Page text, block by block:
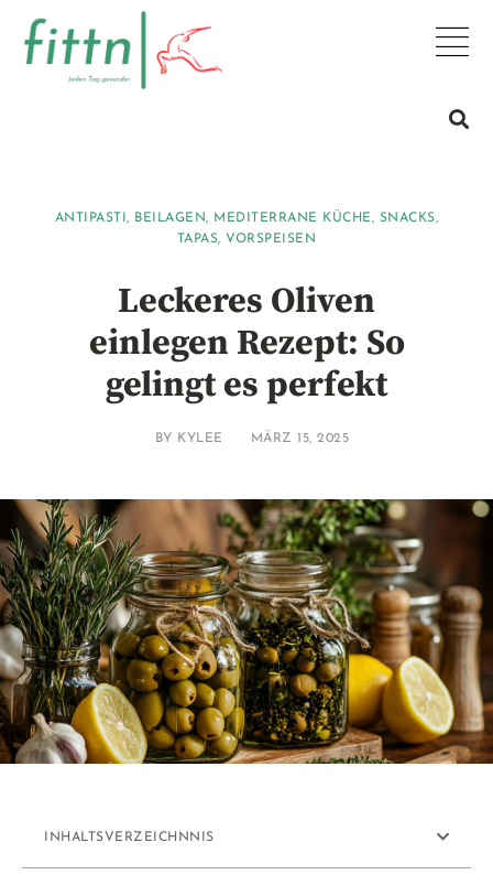
ANTIPASTI, BEILAGEN, MEDITERRANE KÜCHE, SNACKS,
TAPAS, VORSPEISEN
Leckeres Oliven
einlegen Rezept: So
gelingt es perfekt
BY KYLEE MÄRZ 15, 2025
INHALTSVERZEICHNNIS